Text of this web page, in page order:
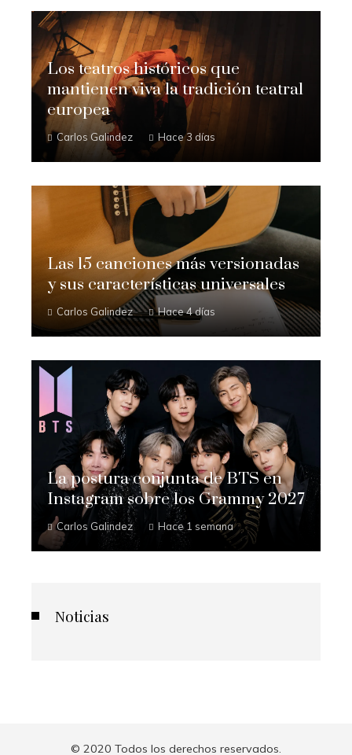
Los teatros históricos que
mantienen viva la tradición teatral
europea
Carlos Galindez Hace 3 días
Las 15 canciones más versionadas
y sus características universales
Carlos Galindez Hace 4 días
La postura conjunta de BTS en
Instagram sobre los Grammy 2027
Carlos Galindez Hace 1 semana
Noticias
© 2020 Todos los derechos reservados.